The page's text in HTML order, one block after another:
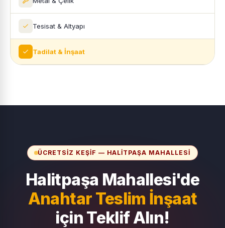
Tesisat & Altyapı
Tadilat & İnşaat
ÜCRETSIZ KEŞIF — HALITPAŞA MAHALLESI
Halitpaşa Mahallesi'de
Anahtar Teslim İnşaat
için Teklif Alın!